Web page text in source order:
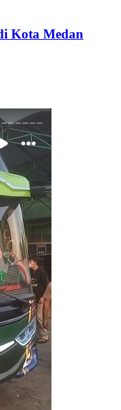
Kota Medan